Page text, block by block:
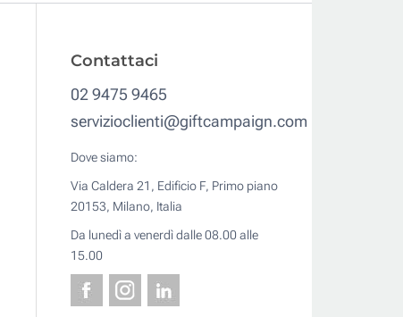
Contattaci
02 9475 9465
servizioclienti@giftcampaign.com
Dove siamo:
Via Caldera 21, Edificio F, Primo piano
20153, Milano, Italia
Da lunedì a venerdì dalle 08.00 alle
15.00